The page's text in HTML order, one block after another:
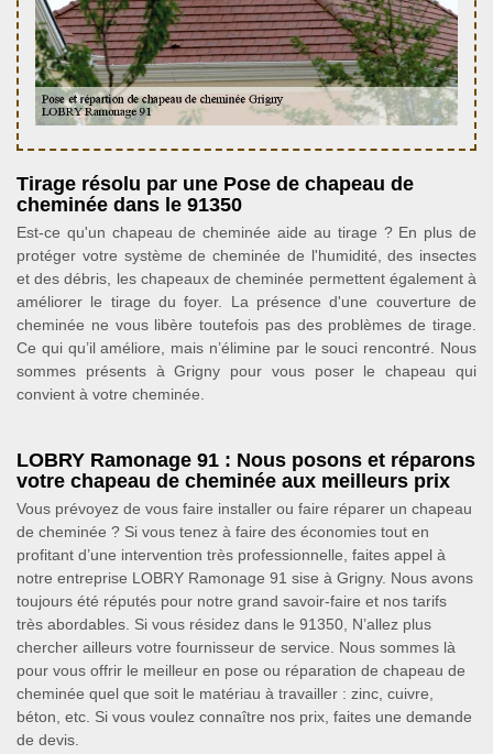
Tirage résolu par une Pose de chapeau de
cheminée dans le 91350
Est-ce qu'un chapeau de cheminée aide au tirage ? En plus de
protéger votre système de cheminée de l'humidité, des insectes
et des débris, les chapeaux de cheminée permettent également à
améliorer le tirage du foyer. La présence d'une couverture de
cheminée ne vous libère toutefois pas des problèmes de tirage.
Ce qui qu’il améliore, mais n’élimine par le souci rencontré. Nous
sommes présents à Grigny pour vous poser le chapeau qui
convient à votre cheminée.
LOBRY Ramonage 91 : Nous posons et réparons
votre chapeau de cheminée aux meilleurs prix
Vous prévoyez de vous faire installer ou faire réparer un chapeau
de cheminée ? Si vous tenez à faire des économies tout en
profitant d’une intervention très professionnelle, faites appel à
notre entreprise LOBRY Ramonage 91 sise à Grigny. Nous avons
toujours été réputés pour notre grand savoir-faire et nos tarifs
très abordables. Si vous résidez dans le 91350, N’allez plus
chercher ailleurs votre fournisseur de service. Nous sommes là
pour vous offrir le meilleur en pose ou réparation de chapeau de
cheminée quel que soit le matériau à travailler : zinc, cuivre,
béton, etc. Si vous voulez connaître nos prix, faites une demande
de devis.